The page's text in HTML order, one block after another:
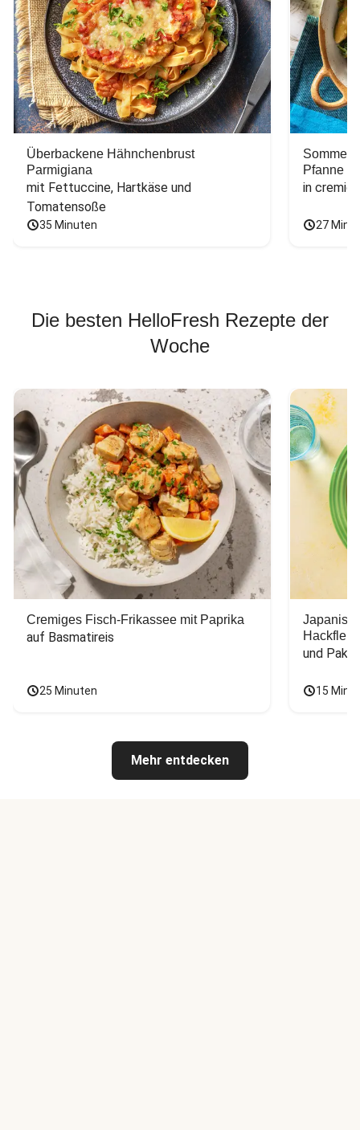
Überbackene Hähnchenbrust
Parmigiana
mit Fettuccine, Hartkäse und
Tomatensoße
35 Minuten
Pfanne
in
27
Die besten HelloFresh Rezepte der
Woche
Cremiges Fisch-Frikassee mit Paprika
auf Basmatireis
25 Minuten
und Pak
15
Mehr entdecken